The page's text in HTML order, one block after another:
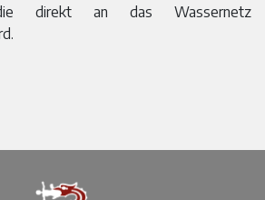
direkt an das Wassernetz